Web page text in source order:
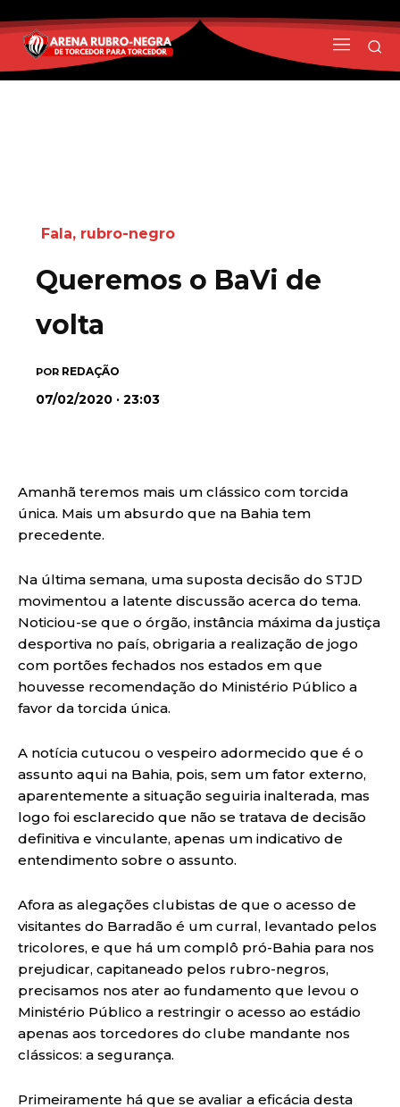
Fala, rubro-negro
Queremos o BaVi de
volta
POR REDAÇÃO
07/02/2020 · 23:03
Amanhã teremos mais um clássico com torcida
única. Mais um absurdo que na Bahia tem
precedente.
Na última semana, uma suposta decisão do STJD
movimentou a latente discussão acerca do tema.
Noticiou-se que o órgão, instância máxima da justiça
desportiva no país, obrigaria a realização de jogo
com portões fechados nos estados em que
houvesse recomendação do Ministério Público a
favor da torcida única.
A notícia cutucou o vespeiro adormecido que é o
assunto aqui na Bahia, pois, sem um fator externo,
aparentemente a situação seguiria inalterada, mas
logo foi esclarecido que não se tratava de decisão
definitiva e vinculante, apenas um indicativo de
entendimento sobre o assunto.
Afora as alegações clubistas de que o acesso de
visitantes do Barradão é um curral, levantado pelos
tricolores, e que há um complô pró-Bahia para nos
prejudicar, capitaneado pelos rubro-negros,
precisamos nos ater ao fundamento que levou o
Ministério Público a restringir o acesso ao estádio
apenas aos torcedores do clube mandante nos
clássicos: a segurança.
Primeiramente há que se avaliar a eficácia desta